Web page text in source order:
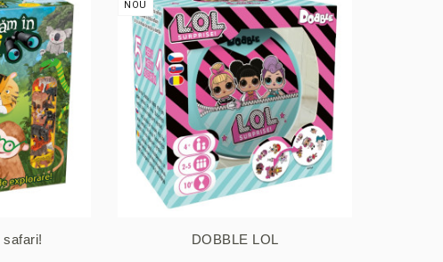
safari!
NOU
DOBBLE LOL